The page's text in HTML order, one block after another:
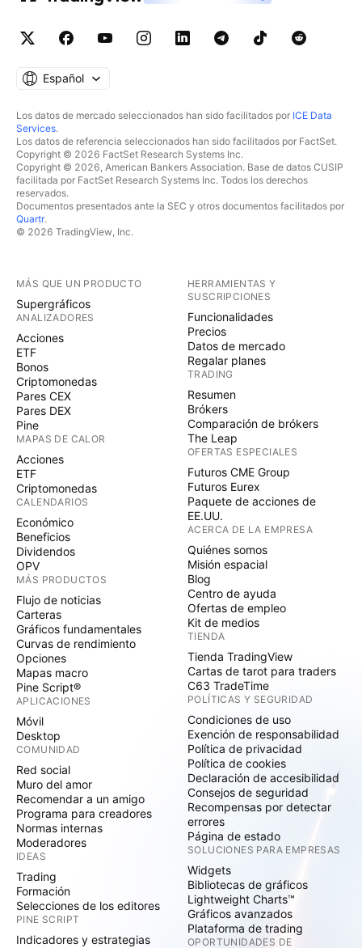
Español
Los datos de mercado seleccionados han sido facilitados por ICE Data
Services.
Los datos de referencia seleccionados han sido facilitados por FactSet.
Copyright © 2026 FactSet Research Systems Inc.
Copyright © 2026, American Bankers Association. Base de datos CUSIP
facilitada por FactSet Research Systems Inc. Todos los derechos
reservados.
Documentos presentados ante la SEC y otros documentos facilitados por
Quartr.
© 2026 TradingView, Inc.
MÁS QUE UN PRODUCTO
Supergráficos
ANALIZADORES
Acciones
ETF
Bonos
Criptomonedas
Pares CEX
Pares DEX
Pine
MAPAS DE CALOR
Acciones
ETF
Criptomonedas
CALENDARIOS
Económico
Beneficios
Dividendos
OPV
MÁS PRODUCTOS
Flujo de noticias
Carteras
Gráficos fundamentales
Curvas de rendimiento
Opciones
Mapas macro
Pine Script®
APLICACIONES
Móvil
Desktop
COMUNIDAD
Red social
Muro del amor
Recomendar a un amigo
Programa para creadores
Normas internas
Moderadores
IDEAS
Trading
Formación
Selecciones de los editores
PINE SCRIPT
Indicadores y estrategias
HERRAMIENTAS Y
SUSCRIPCIONES
Funcionalidades
Precios
Datos de mercado
Regalar planes
TRADING
Resumen
Brókers
Comparación de brókers
The Leap
OFERTAS ESPECIALES
Futuros CME Group
Futuros Eurex
Paquete de acciones de
EE.UU.
ACERCA DE LA EMPRESA
Quiénes somos
Misión espacial
Blog
Centro de ayuda
Ofertas de empleo
Kit de medios
TIENDA
Tienda TradingView
Cartas de tarot para traders
C63 TradeTime
POLÍTICAS Y SEGURIDAD
Condiciones de uso
Exención de responsabilidad
Política de privacidad
Política de cookies
Declaración de accesibilidad
Consejos de seguridad
Recompensas por detectar
errores
Página de estado
SOLUCIONES PARA EMPRESAS
Widgets
Bibliotecas de gráficos
Lightweight Charts™
Gráficos avanzados
Plataforma de trading
OPORTUNIDADES DE